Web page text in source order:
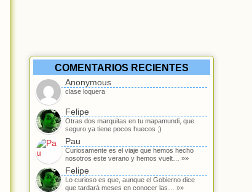
COMENTARIOS RECIENTES
Anonymous
clase loquera
Felipe
Otras dos marquitas en tu mapamundi, que
seguro ya tiene pocos huecos ;)
Pau
Curiosamente es el viaje que hemos hecho
nosotros este verano y hemos vuelt… »»
Felipe
Lo curioso es que, aunque el Gobierno dice
que tardará meses en conocer las… »»